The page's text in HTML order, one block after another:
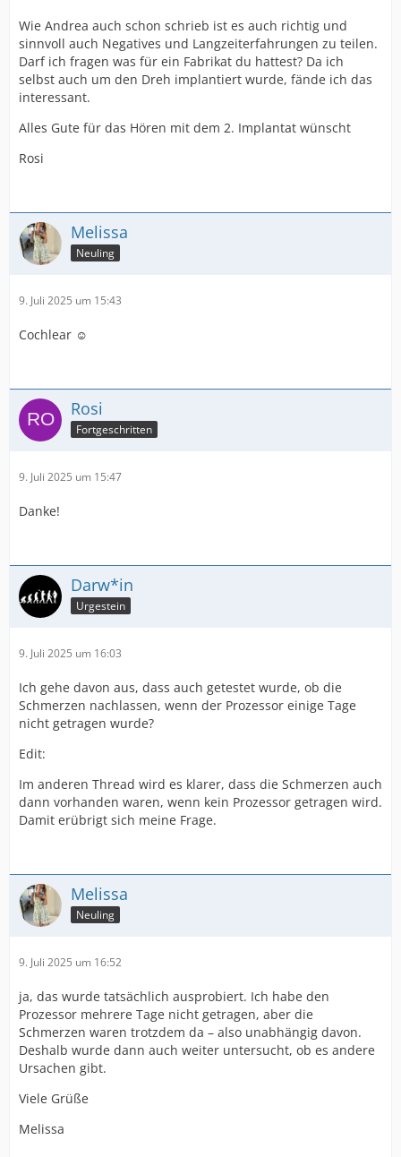
Wie Andrea auch schon schrieb ist es auch richtig und
sinnvoll auch Negatives und Langzeiterfahrungen zu teilen.
Darf ich fragen was für ein Fabrikat du hattest? Da ich
selbst auch um den Dreh implantiert wurde, fände ich das
interessant.
Alles Gute für das Hören mit dem 2. Implantat wünscht
Rosi
Melissa
Neuling
9. Juli 2025 um 15:43
Cochlear ☺️
Rosi
Fortgeschritten
9. Juli 2025 um 15:47
Danke!
Darw*in
Urgestein
9. Juli 2025 um 16:03
Ich gehe davon aus, dass auch getestet wurde, ob die
Schmerzen nachlassen, wenn der Prozessor einige Tage
nicht getragen wurde?
Edit:
Im anderen Thread wird es klarer, dass die Schmerzen auch
dann vorhanden waren, wenn kein Prozessor getragen wird.
Damit erübrigt sich meine Frage.
Melissa
Neuling
9. Juli 2025 um 16:52
ja, das wurde tatsächlich ausprobiert. Ich habe den
Prozessor mehrere Tage nicht getragen, aber die
Schmerzen waren trotzdem da – also unabhängig davon.
Deshalb wurde dann auch weiter untersucht, ob es andere
Ursachen gibt.
Viele Grüße
Melissa